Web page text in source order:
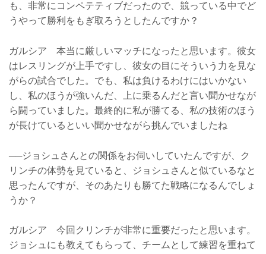
も、非常にコンペテティブだったので、競っている中でど
うやって勝利をもぎ取ろうとしたんですか？
ガルシア 本当に厳しいマッチになったと思います。彼女
はレスリングが上手ですし、彼女の目にそういう力を見な
がらの試合でした。でも、私は負けるわけにはいかない
し、私のほうが強いんだ、上に乗るんだと言い聞かせなが
ら闘っていました。最終的に私が勝てる、私の技術のほう
が長けているといい聞かせながら挑んでいましたね
──ジョシュさんとの関係をお伺いしていたんですが、ク
リンチの体勢を見ていると、ジョシュさんと似ているなと
思ったんですが、そのあたりも勝てた戦略になるんでしょ
うか？
ガルシア 今回クリンチが非常に重要だったと思います。
ジョシュにも教えてもらって、チームとして練習を重ねて